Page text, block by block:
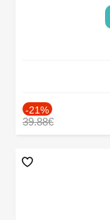
-21%
39.88€